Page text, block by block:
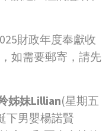
財政年度奉獻收
如需要郵寄，請先
姊妹Lillian(星期五
下男嬰楊諾賢